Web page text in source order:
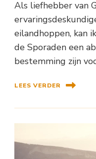
Als liefhebber van
eilandhoppen, kan
de Sporaden een
bestemming zijn
LEES VERDER